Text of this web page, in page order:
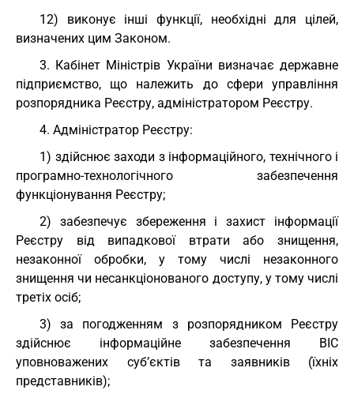
12) виконує інші функції, необхідні для цілей,
визначених цим Законом.
3. Кабінет Міністрів України визначає державне
підприємство, що належить до сфери управління
розпорядника Реєстру, адміністратором Реєстру.
4. Адміністратор Реєстру:
1) здійснює заходи з інформаційного, технічного і
програмно-технологічного забезпечення
функціонування Реєстру;
2) забезпечує збереження і захист інформації
Реєстру від випадкової втрати або знищення,
незаконної обробки, у тому числі незаконного
знищення чи несанкціонованого доступу, у тому числі
третіх осіб;
3) за погодженням з розпорядником Реєстру
здійснює інформаційне забезпечення ВІС
уповноважених суб’єктів та заявників (їхніх
представників);